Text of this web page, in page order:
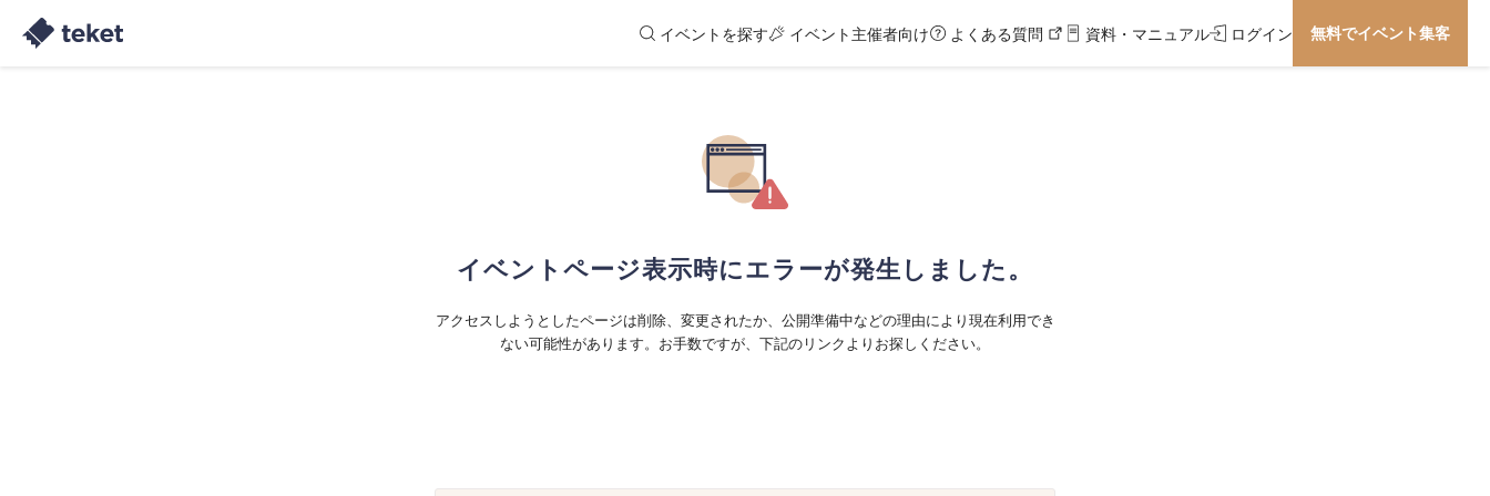
イベントを探す イベント主催者向け よくある質問 資料・マニュアル ログイン 無料でイベント集客
イベントページ表示時にエラーが発生しました。
アクセスしようとしたページは削除、変更されたか、公開準備中などの理由により現在利用でき
ない可能性があります。お手数ですが、下記のリンクよりお探しください。